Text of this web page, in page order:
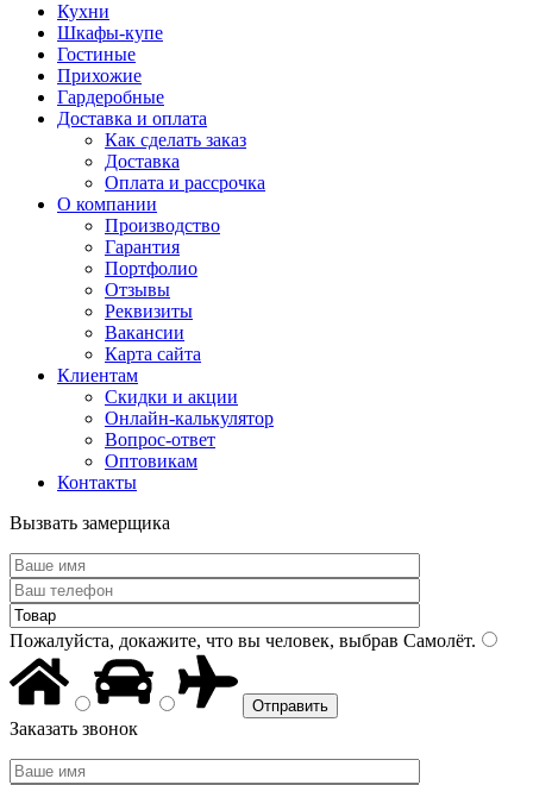
Кухни
Шкафы-купе
Гостиные
Прихожие
Гардеробные
Доставка и оплата
Как сделать заказ
Доставка
Оплата и рассрочка
О компании
Производство
Гарантия
Портфолио
Отзывы
Реквизиты
Вакансии
Карта сайта
Клиентам
Скидки и акции
Онлайн-калькулятор
Вопрос-ответ
Оптовикам
Контакты
Вызвать замерщика
Пожалуйста, докажите, что вы человек, выбрав Самолёт.
Заказать звонок